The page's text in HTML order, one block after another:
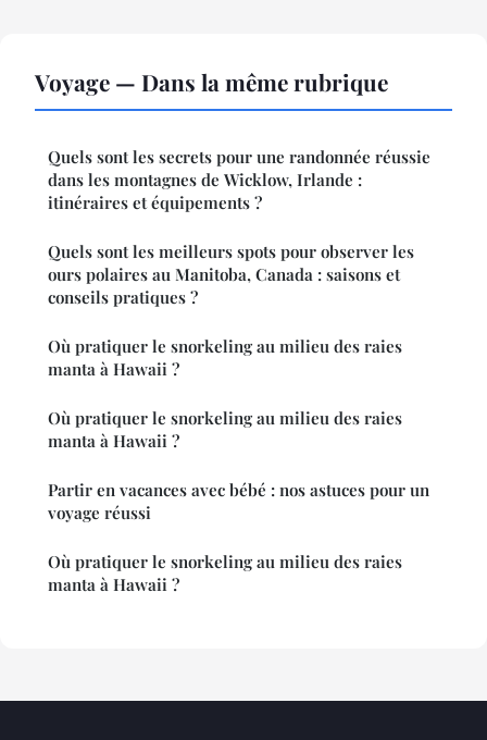
Voyage — Dans la même rubrique
Quels sont les secrets pour une randonnée réussie
dans les montagnes de Wicklow, Irlande :
itinéraires et équipements ?
Quels sont les meilleurs spots pour observer les
ours polaires au Manitoba, Canada : saisons et
conseils pratiques ?
Où pratiquer le snorkeling au milieu des raies
manta à Hawaii ?
Où pratiquer le snorkeling au milieu des raies
manta à Hawaii ?
Partir en vacances avec bébé : nos astuces pour un
voyage réussi
Où pratiquer le snorkeling au milieu des raies
manta à Hawaii ?